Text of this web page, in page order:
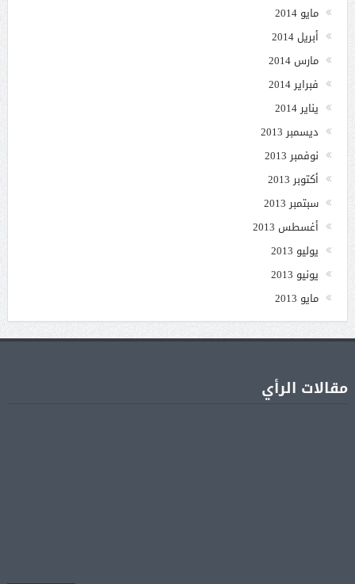
مايو 2014
أبريل 2014
مارس 2014
فبراير 2014
يناير 2014
ديسمبر 2013
نوفمبر 2013
أكتوبر 2013
سبتمبر 2013
أغسطس 2013
يوليو 2013
يونيو 2013
مايو 2013
مقالات الرأي